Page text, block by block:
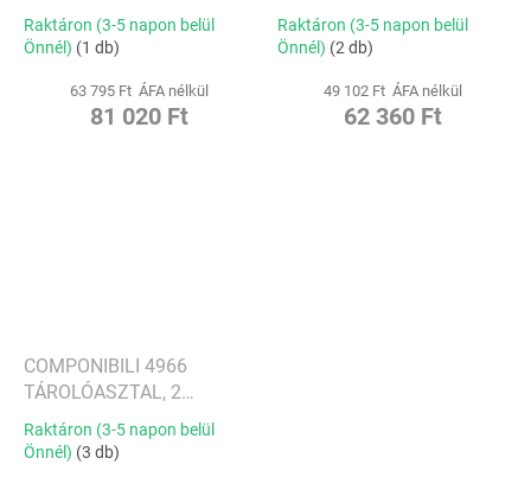
TÁROLÓ RÉSZ, TÖBB SZÍN
Raktáron (3-5 napon belül
Önnél) (1 db)
63 795 Ft ÁFA nélkül
81 020 Ft
TÁROLÓ RÉSZ, TÖBB
SZÍNBEN
Raktáron (3-5 napon belül
Önnél) (2 db)
49 102 Ft ÁFA nélkül
62 360 Ft
COMPONIBILI 4966
TÁROLÓASZTAL, 2
TÁROLÓ RÉSZ, TÖBB
SZÍNBEN
Raktáron (3-5 napon belül
Önnél) (3 db)